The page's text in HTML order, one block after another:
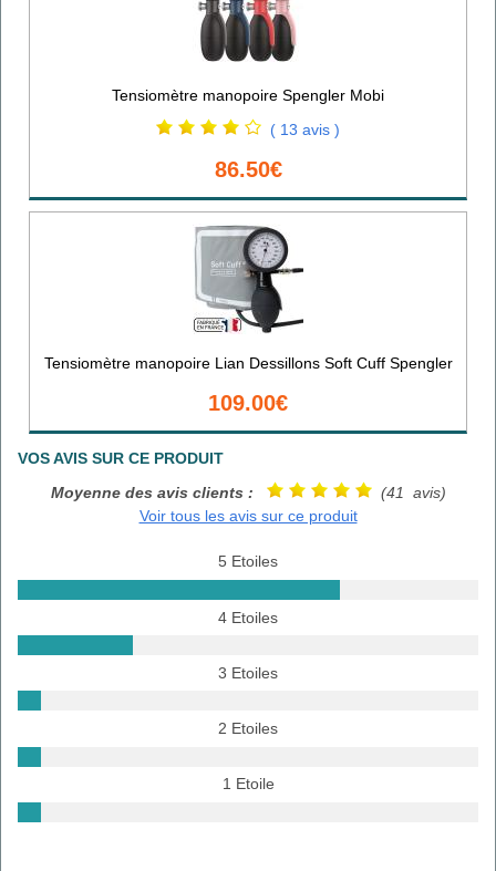
Tensiomètre manopoire Spengler Mobi
( 13 avis )
86.50€
Tensiomètre manopoire Lian Dessillons Soft Cuff Spengler
109.00€
VOS AVIS SUR CE PRODUIT
Moyenne des avis clients :
(41 avis)
Voir tous les avis sur ce produit
5 Etoiles
4 Etoiles
3 Etoiles
2 Etoiles
1 Etoile